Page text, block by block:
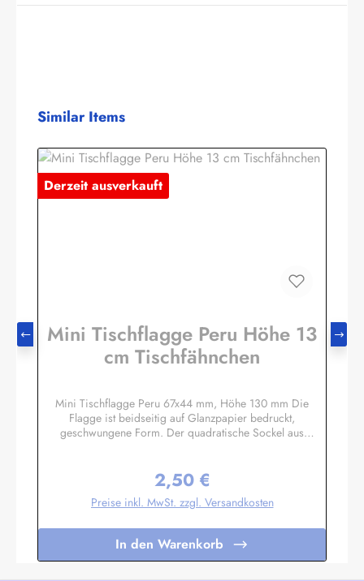
Produktgalerie überspringen
Similar Items
Derzeit ausverkauft
Mini Tischflagge Peru Höhe 13
cm Tischfähnchen
Mini Tischflagge Peru 67x44 mm, Höhe 130 mm Die
Flagge ist beidseitig auf Glanzpapier bedruckt,
geschwungene Form. Der quadratische Sockel aus
wird. Auf den 4 schrägen Flächen können Sie bei Bedarf
kleine Schildchen anbringen. Somit eignet sich diese
Tischflagge auch hervorragend als Werbegeschenk oder
lieferbar. Unser Standardprogramm umfasst alle Nationen,
deutsche und österreichische Bundesländer, Regionen und
Sondermotive wie Regenbogen, Pirat
Regulärer Preis:
2,50 €
Preise inkl. MwSt. zzgl. Versandkosten
In den Warenkorb